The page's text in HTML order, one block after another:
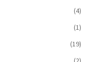
(4)
(1)
(19)